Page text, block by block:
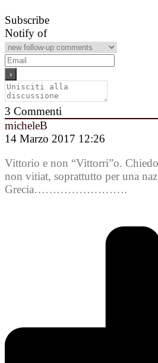
Subscribe
Notify of
3 Commenti
micheleB
14 Marzo 2017 12:26
Vittorio e non “Vittorri”o.
non vitiat, soprattutto per una
Grecia…………………….